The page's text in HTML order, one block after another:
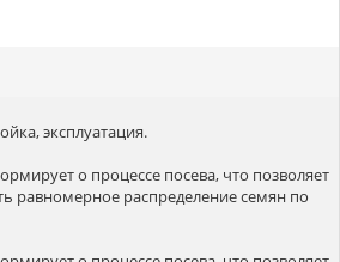
эксплуатация.
о процессе посева, что позволяет
равномерное распределение семян по